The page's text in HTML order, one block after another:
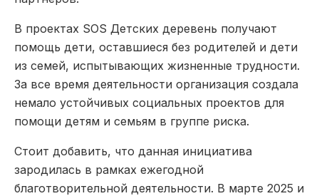
В проектах SOS Детских деревень получают
помощь дети, оставшиеся без родителей и дети
из семей, испытывающих жизненные трудности.
За все время деятельности организация создала
немало устойчивых социальных проектов для
помощи детям и семьям в группе риска.
Стоит добавить, что данная инициатива
зародилась в рамках ежегодной
благотворительной деятельности. В марте 2025 и